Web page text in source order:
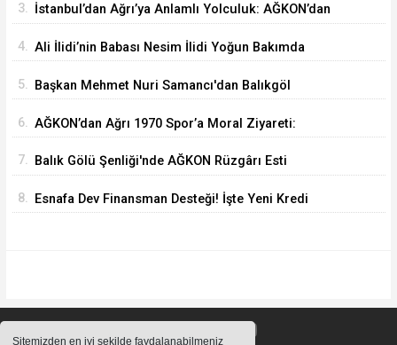
Sitemizden en iyi şekilde faydalanabilmeniz
3. İstanbul’dan Ağrı’ya Anlamlı Yolculuk: AĞKON’dan
4. Ali İlidi’nin Babası Nesim İlidi Yoğun Bakımda
5. Başkan Mehmet Nuri Samancı'dan Balıkgöl
6. AĞKON’dan Ağrı 1970 Spor’a Moral Ziyareti:
7. Balık Gölü Şenliği'nde AĞKON Rüzgârı Esti
8. Esnafa Dev Finansman Desteği! İşte Yeni Kredi